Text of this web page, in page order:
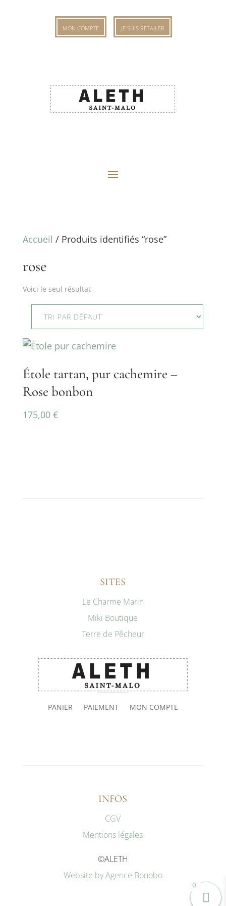
MON COMPTE JE SUIS RETAILER
Accueil / Produits identifiés “rose”
rose
Voici le seul résultat
Étole tartan, pur cachemire –
Rose bonbon
175,00 €
SITES
Le Charme Marin
Miki Boutique
Terre de Pêcheur
PANIER PAIEMENT MON COMPTE
INFOS
CGV
Mentions légales
©ALETH
Website by Agence Bonobo
0